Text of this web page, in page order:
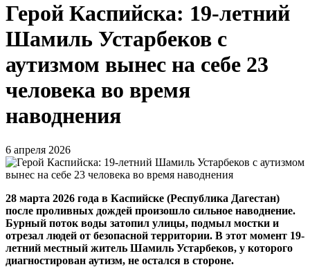
Герой Каспийска: 19-летний
Шамиль Устарбеков с
аутизмом вынес на себе 23
человека во время
наводнения
6 апреля 2026
28 марта 2026 года в Каспийске (Республика Дагестан)
после проливных дождей произошло сильное наводнение.
Бурный поток воды затопил улицы, подмыл мостки и
отрезал людей от безопасной территории. В этот момент 19-
летний местный житель Шамиль Устарбеков, у которого
диагностирован аутизм, не остался в стороне.